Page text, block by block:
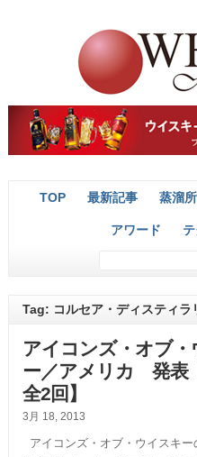
TOP 最新記事 蒸溜所
アワード
Tag: コルセア・ディスティラ
アイコンズ・オブ・
ー／アメリカ 発表
全2回】
3月 18, 2013
アイコンズ・オブ・ウイスキー